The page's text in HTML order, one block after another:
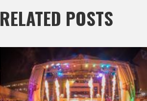
RELATED POSTS